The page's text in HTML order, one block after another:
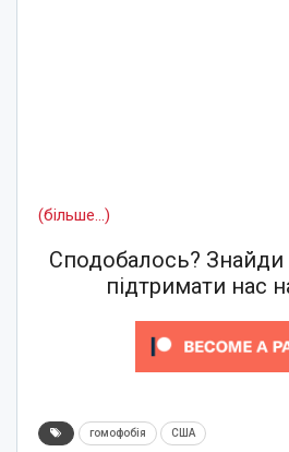
(більше…)
Сподобалось?
підтримати нас
гомофобія США